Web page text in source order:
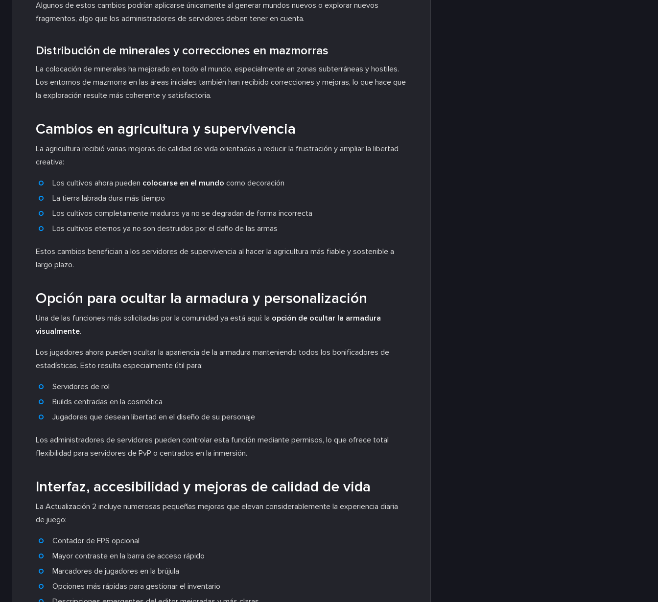
Algunos de estos cambios podrían aplicarse únicamente al generar mundos nuevos o explorar nuevos
fragmentos, algo que los administradores de servidores deben tener en cuenta.
Distribución de minerales y correcciones en mazmorras
La colocación de minerales ha mejorado en todo el mundo, especialmente en zonas subterráneas y hostiles.
Los entornos de mazmorra en las áreas iniciales también han recibido correcciones y mejoras, lo que hace que
la exploración resulte más coherente y satisfactoria.
Cambios en agricultura y supervivencia
La agricultura recibió varias mejoras de calidad de vida orientadas a reducir la frustración y ampliar la libertad
creativa:
Los cultivos ahora pueden colocarse en el mundo como decoración
La tierra labrada dura más tiempo
Los cultivos completamente maduros ya no se degradan de forma incorrecta
Los cultivos eternos ya no son destruidos por el daño de las armas
Estos cambios benefician a los servidores de supervivencia al hacer la agricultura más fiable y sostenible a
largo plazo.
Opción para ocultar la armadura y personalización
Una de las funciones más solicitadas por la comunidad ya está aquí: la opción de ocultar la armadura
visualmente.
Los jugadores ahora pueden ocultar la apariencia de la armadura manteniendo todos los bonificadores de
estadísticas. Esto resulta especialmente útil para:
Servidores de rol
Builds centradas en la cosmética
Jugadores que desean libertad en el diseño de su personaje
Los administradores de servidores pueden controlar esta función mediante permisos, lo que ofrece total
flexibilidad para servidores de PvP o centrados en la inmersión.
Interfaz, accesibilidad y mejoras de calidad de vida
La Actualización 2 incluye numerosas pequeñas mejoras que elevan considerablemente la experiencia diaria
de juego:
Contador de FPS opcional
Mayor contraste en la barra de acceso rápido
Marcadores de jugadores en la brújula
Opciones más rápidas para gestionar el inventario